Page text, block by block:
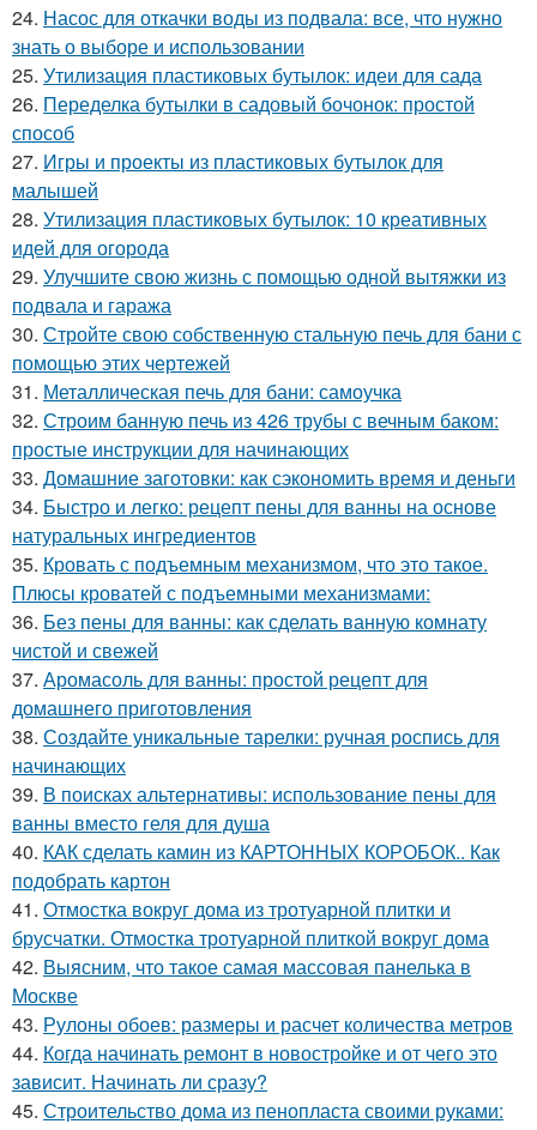
24. Насос для откачки воды из подвала: все, что нужно
знать о выборе и использовании
25. Утилизация пластиковых бутылок: идеи для сада
26. Переделка бутылки в садовый бочонок: простой
способ
27. Игры и проекты из пластиковых бутылок для
малышей
28. Утилизация пластиковых бутылок: 10 креативных
идей для огорода
29. Улучшите свою жизнь с помощью одной вытяжки из
подвала и гаража
30. Стройте свою собственную стальную печь для бани с
помощью этих чертежей
31. Металлическая печь для бани: самоучка
32. Строим банную печь из 426 трубы с вечным баком:
простые инструкции для начинающих
33. Домашние заготовки: как сэкономить время и деньги
34. Быстро и легко: рецепт пены для ванны на основе
натуральных ингредиентов
35. Кровать с подъемным механизмом, что это такое.
Плюсы кроватей с подъемными механизмами:
36. Без пены для ванны: как сделать ванную комнату
чистой и свежей
37. Аромасоль для ванны: простой рецепт для
домашнего приготовления
38. Создайте уникальные тарелки: ручная роспись для
начинающих
39. В поисках альтернативы: использование пены для
ванны вместо геля для душа
40. КАК сделать камин из КАРТОННЫХ КОРОБОК.. Как
подобрать картон
41. Отмостка вокруг дома из тротуарной плитки и
брусчатки. Отмостка тротуарной плиткой вокруг дома
42. Выясним, что такое самая массовая панелька в
Москве
43. Рулоны обоев: размеры и расчет количества метров
44. Когда начинать ремонт в новостройке и от чего это
зависит. Начинать ли сразу?
45. Строительство дома из пенопласта своими руками: